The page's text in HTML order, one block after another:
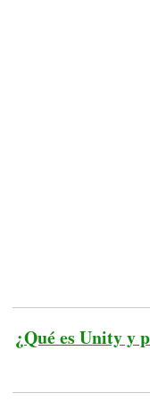
¿Qué es Unity y